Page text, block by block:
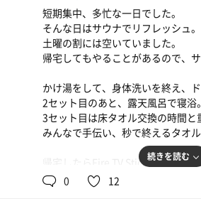
サウナマットがない。大入！満員
けど）
今日も短期集中のつもりだったので
5分つかって水シャワーを浴び、締
ぶり？
ちょっと思い出せませんが、3連休
ドライサウナ 8分 10分
合計：2セット
短期集中、多忙な一日でした。
そんな日はサウナでリフレッシュ。
土曜の割には空いていました。
帰宅してもやることがあるので、
かけ湯をして、身体洗いを終え、ド
2セット目のあと、露天風呂で寝浴。
3セット目は床タオル交換の時間と
みんなで手伝い、秒で終えるタオ
帰宅したらFire TV Stickが届いてい
設定完了。今日から映画、見放題。
続きを読む
0 12